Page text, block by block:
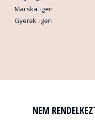
Macska: igen
Gyerek: igen
NEM